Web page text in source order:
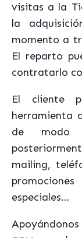
visitas a la
la
momento a
El reparto
contratarlo
El cliente
herramienta
de modo
mailing,
especiales…